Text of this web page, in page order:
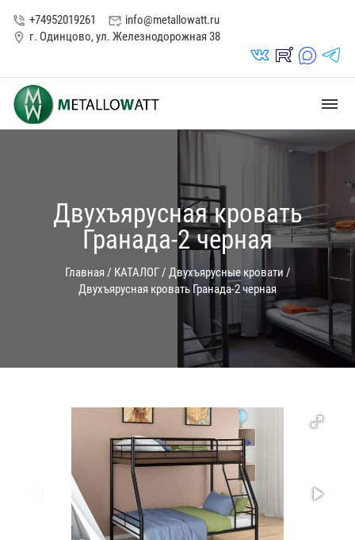
phone_in_talk +74952019261 mark_email_read info@metallowatt.ru
location_on г. Одинцово, ул. Железнодорожная 38
vk_in rutube_in max_s telegrams_in
dehaze
Двухъярусная кровать
Гранада-2 черная
Главная / КАТАЛОГ/ Двухъярусные кровати /
Двухъярусная кровать Гранада-2 черная